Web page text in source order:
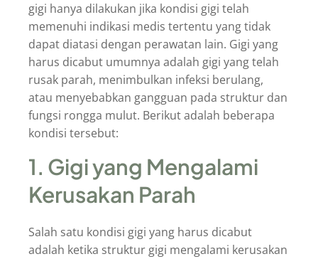
gigi hanya dilakukan jika kondisi gigi telah
memenuhi indikasi medis tertentu yang tidak
dapat diatasi dengan perawatan lain. Gigi yang
harus dicabut umumnya adalah gigi yang telah
rusak parah, menimbulkan infeksi berulang,
atau menyebabkan gangguan pada struktur dan
fungsi rongga mulut. Berikut adalah beberapa
kondisi tersebut:
1. Gigi yang Mengalami
Kerusakan Parah
Salah satu kondisi gigi yang harus dicabut
adalah ketika struktur gigi mengalami kerusakan